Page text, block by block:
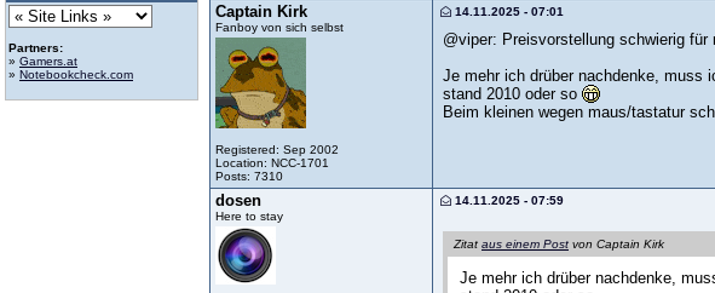
Captain Kirk
Fanboy von sich selbst
Registered: Sep 2002
Location: NCC-1701
Posts: 7310
14.11.2025 - 07:01
@viper: Preisvorstellung schwierig
Je mehr ich drüber nachdenke, muss
stand 2010 oder so
Beim kleinen wegen maus/tastatur
dosen
Here to stay
14.11.2025 - 07:59
Zitat aus einem Post von Captain Kirk
Je mehr ich drüber nachdenke,
Partners:
» Gamers.at
» Notebookcheck.com